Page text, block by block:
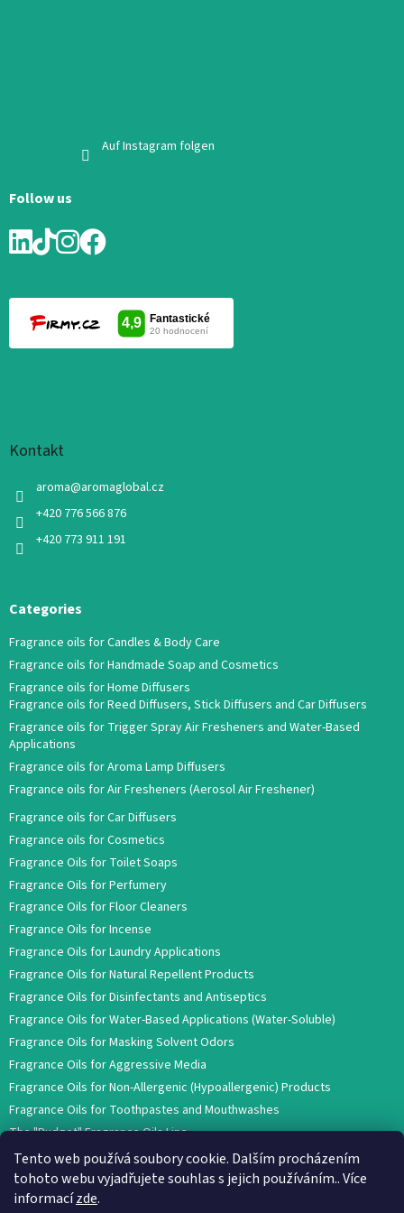
Tento web používá soubory cookie. Dalším procházením
tohoto webu vyjadřujete souhlas s jejich používáním.. Více
informacízde.
Auf Instagram folgen
Follow us
Kontakt
aroma@aromaglobal.cz
+420 776 566 876
+420 773 911 191
Categories
Fragrance oils for Candles & Body Care
Fragrance oils for Handmade Soap and Cosmetics
Fragrance oils for Home Diffusers
Fragrance oils for Reed Diffusers, Stick Diffusers and Car Diffusers
Fragrance oils for Trigger Spray Air Fresheners and Water-Based
Applications
Fragrance oils for Aroma Lamp Diffusers
Fragrance oils for Air Fresheners (Aerosol Air Freshener)
Fragrance oils for Car Diffusers
Fragrance oils for Cosmetics
Fragrance Oils for Toilet Soaps
Fragrance Oils for Perfumery
Fragrance Oils for Floor Cleaners
Fragrance Oils for Incense
Fragrance Oils for Laundry Applications
Fragrance Oils for Natural Repellent Products
Fragrance Oils for Disinfectants and Antiseptics
Fragrance Oils for Water-Based Applications (Water-Soluble)
Fragrance Oils for Masking Solvent Odors
Fragrance Oils for Aggressive Media
Fragrance Oils for Non-Allergenic (Hypoallergenic) Products
Fragrance Oils for Toothpastes and Mouthwashes
The "Budget" Fragrance Oils Line